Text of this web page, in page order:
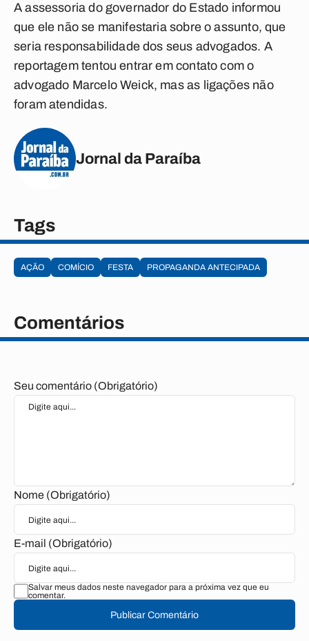
A assessoria do governador do Estado informou
que ele não se manifestaria sobre o assunto, que
seria responsabilidade dos seus advogados. A
reportagem tentou entrar em contato com o
advogado Marcelo Weick, mas as ligações não
foram atendidas.
Jornal da Paraíba
Tags
AÇÃO COMÍCIO FESTA PROPAGANDA ANTECIPADA
Comentários
Seu comentário (Obrigatório)
Nome (Obrigatório)
E-mail (Obrigatório)
Salvar meus dados neste navegador para a próxima vez que eu
comentar.
Publicar Comentário